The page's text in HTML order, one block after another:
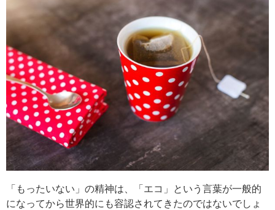
「もったいない」の精神は、「エコ」という言葉が一般的
になってから世界的にも容認されてきたのではないでしょ